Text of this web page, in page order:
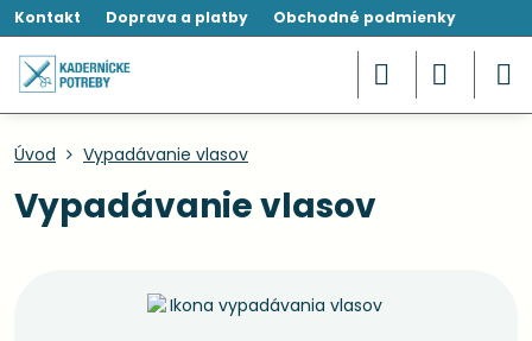
Kontakt Doprava a platby Obchodné podmienky
Úvod Vypadávanie vlasov
Vypadávanie vlasov